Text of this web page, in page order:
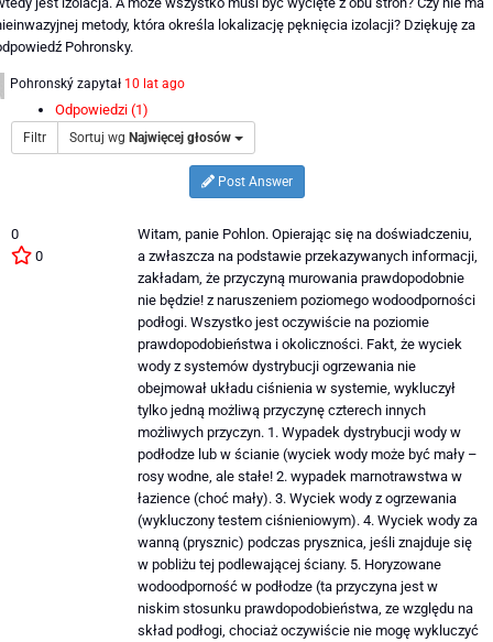
metody, która określa lokalizację pęknięcia izolacji? Dziękuję za
Pohronsky.
Pohronský zapytał 10 lat ago
Odpowiedzi (1)
Filtr Sortuj wg Najwięcej głosów
Post Answer
0
0
Witam, panie Pohlon. Opierając się na doświadczeniu,
a zwłaszcza na podstawie przekazywanych informacji,
zakładam, że przyczyną murowania prawdopodobnie
nie będzie! z naruszeniem poziomego wodoodporności
podłogi. Wszystko jest oczywiście na poziomie
prawdopodobieństwa i okoliczności. Fakt, że wyciek
wody z systemów dystrybucji ogrzewania nie
obejmował układu ciśnienia w systemie, wykluczył
tylko jedną możliwą przyczynę czterech innych
możliwych przyczyn. 1. Wypadek dystrybucji wody w
podłodze lub w ścianie (wyciek wody może być mały –
rosy wodne, ale stałe! 2. wypadek marnotrawstwa w
łazience (choć mały). 3. Wyciek wody z ogrzewania
(wykluczony testem ciśnieniowym). 4. Wyciek wody za
wanną (prysznic) podczas prysznica, jeśli znajduje się
w pobliżu tej podlewającej ściany. 5. Horyzowane
wodoodporność w podłodze (ta przyczyna jest w
niskim stosunku prawdopodobieństwa, ze względu na
skład podłogi, chociaż oczywiście nie mogę wykluczyć